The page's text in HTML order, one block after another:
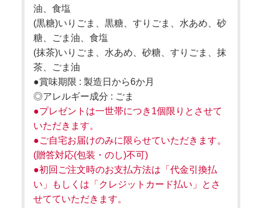
油、食塩
(黒糖)いりごま、黒糖、すりごま、水あめ、砂
糖、ごま油、食塩
(抹茶)いりごま、水あめ、砂糖、すりごま、抹
茶、ごま油
●賞味期限 : 製造日から6か月
◎アレルギー成分 : ごま
●プレゼントは一世帯につき1個限りとさせて
いただきます。
●ご自宅お届けのみに限らせていただきます。
(贈答対応(包装・のし)不可)
●初回ご注文時のお支払方法は「代金引換払
い」もしくは「クレジットカード払い」とさ
せてていただきます。